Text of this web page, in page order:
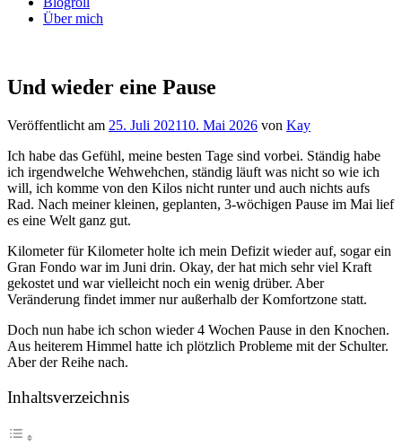
Über mich
Und wieder eine Pause
Veröffentlicht am 25. Juli 202110. Mai 2026 von Kay
Ich habe das Gefühl, meine besten Tage sind vorbei. Ständig habe
ich irgendwelche Wehwehchen, ständig läuft was nicht so wie ich
will, ich komme von den Kilos nicht runter und auch nichts aufs
Rad. Nach meiner kleinen, geplanten, 3-wöchigen Pause im Mai lief
es eine Welt ganz gut.
Kilometer für Kilometer holte ich mein Defizit wieder auf, sogar ein
Gran Fondo war im Juni drin. Okay, der hat mich sehr viel Kraft
gekostet und war vielleicht noch ein wenig drüber. Aber
Veränderung findet immer nur außerhalb der Komfortzone statt.
Doch nun habe ich schon wieder 4 Wochen Pause in den Knochen.
Aus heiterem Himmel hatte ich plötzlich Probleme mit der Schulter.
Aber der Reihe nach.
Inhaltsverzeichnis